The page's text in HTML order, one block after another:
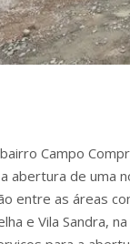
Campo
abertura de uma
entre as áreas
e Vila Sandra,